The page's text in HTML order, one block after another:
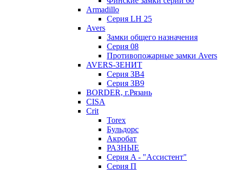
Armadillo
Серия LH 25
Avers
Замки общего назначения
Серия 08
Противопожарные замки Avers
AVERS-ЗЕНИТ
Серия ЗВ4
Серия ЗВ9
BORDER, г.Рязань
CISA
Crit
Torex
Бульдорс
Акробат
РАЗНЫЕ
Серия A - "Ассистент"
Серия П